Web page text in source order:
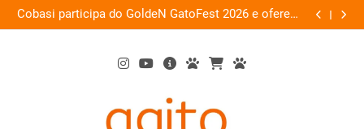
Skip
to
Cobasi participa do GoldeN GatoFest 2026 e oferece
descontos de até 50%